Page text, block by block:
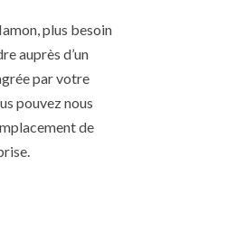
plus besoin
auprès d’un
par votre
pouvez nous
de